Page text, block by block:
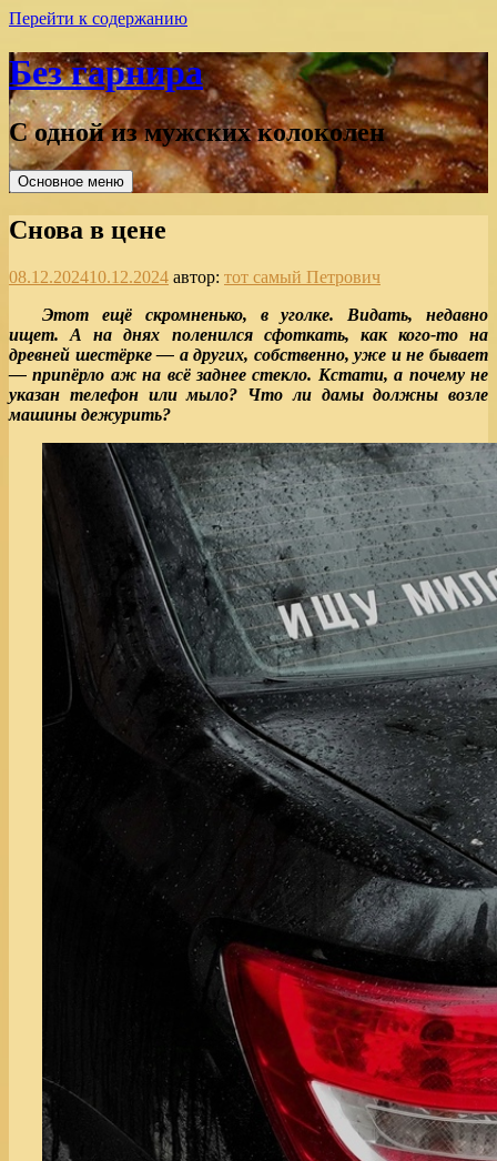
Перейти к содержанию
Без гарнира
С одной из мужских колоколен
Основное меню
Снова в цене
08.12.202410.12.2024 автор: тот самый Петрович
Этот ещё скромненько, в уголке. Видать, недавно
ищет. А на днях поленился сфоткать, как кого-то на
древней шестёрке — а других, собственно, уже и не бывает
— припёрло аж на всё заднее стекло. Кстати, а почему не
указан телефон или мыло? Что ли дамы должны возле
машины дежурить?